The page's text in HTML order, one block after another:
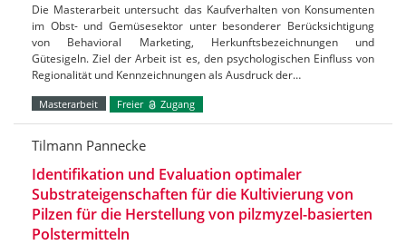
Die Masterarbeit untersucht das Kaufverhalten von Konsumenten
im Obst- und Gemüsesektor unter besonderer Berücksichtigung
von Behavioral Marketing, Herkunftsbezeichnungen und
Gütesigeln. Ziel der Arbeit ist es, den psychologischen Einfluss von
Regionalität und Kennzeichnungen als Ausdruck der…
Masterarbeit Freier Zugang
Tilmann Pannecke
Identifikation und Evaluation optimaler
Substrateigenschaften für die Kultivierung von
Pilzen für die Herstellung von pilzmyzel-basierten
Polstermitteln